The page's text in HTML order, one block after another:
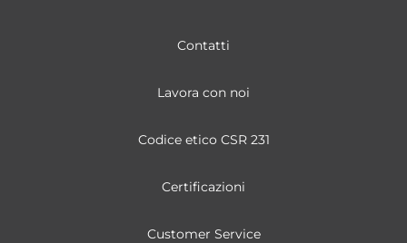
Contatti
Lavora con noi
Codice etico CSR 231
Certificazioni
Customer Service